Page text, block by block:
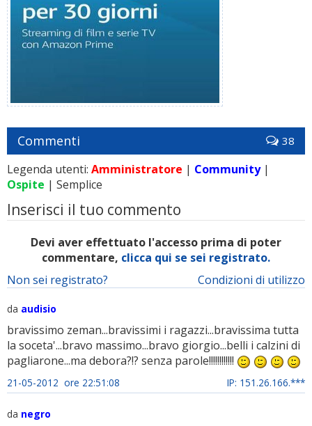
Commenti 38
Legenda utenti: Amministratore | Community|
Ospite | Semplice
Inserisci il tuo commento
Devi aver effettuato l'accesso prima di poter
commentare, clicca qui se sei registrato.
Condizioni di utilizzo
Non sei registrato?
da audisio
bravissimo zeman...bravissimi i ragazzi...bravissima tutta
la soceta'...bravo massimo...bravo giorgio...belli i calzini di
pagliarone...ma debora?!? senza parole!!!!!!!!!!!!
21-05-2012 ore 22:51:08 IP: 151.26.166.***
da negro